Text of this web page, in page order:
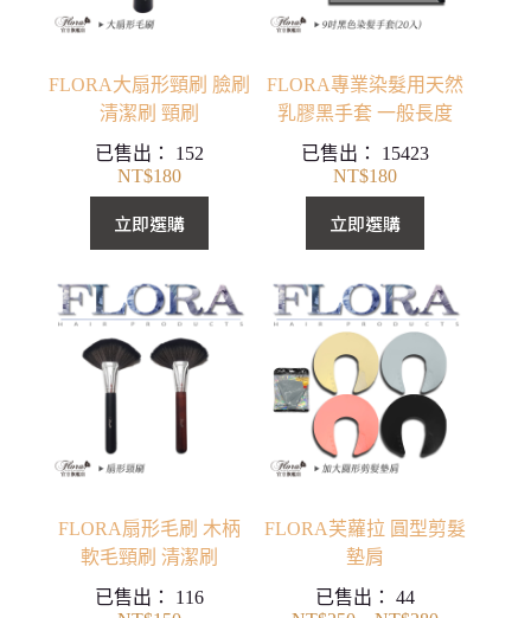
FLORA大扇形頸刷 臉刷
清潔刷 頸刷
已售出： 152
NT$180
立即選購
FLORA專業染髮用天然
乳膠黑手套 一般長度
已售出： 15423
NT$180
立即選購
FLORA扇形毛刷 木柄
軟毛頸刷 清潔刷
已售出： 116
FLORA芙蘿拉 圓型剪髮
墊肩
已售出：44